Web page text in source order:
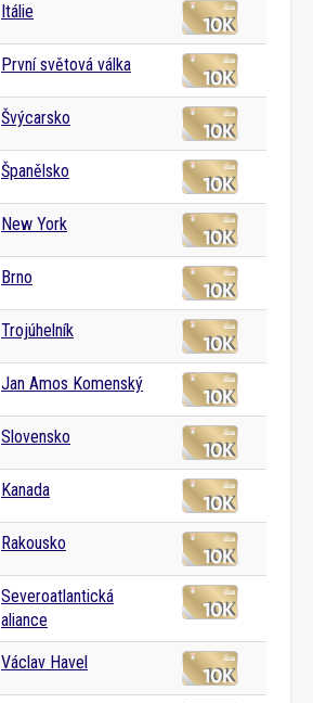
Itálie
První světová válka
Švýcarsko
Španělsko
New York
Brno
Trojúhelník
Jan Amos Komenský
Slovensko
Kanada
Rakousko
Severoatlantická
aliance
Václav Havel